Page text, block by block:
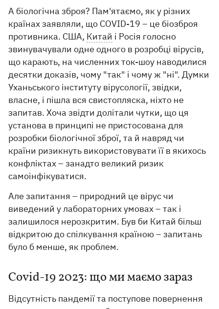
А біологічна зброя? Пам'ятаємо, як у різних
країнах заявляли, що COVID-19 – це біозброя
противника. США, Китай і Росія голосно
звинувачували одне одного в розробці вірусів,
що карають, на численних ток-шоу наводилися
десятки доказів, чому "так" і чому ж "ні". Думки
Уханьського інституту вірусології, звідки,
власне, і пішла вся свистопляска, ніхто не
запитав. Хоча звідти долітали чутки, що ця
установа в принципі не пристосована для
розробки біологічної зброї, та й навряд чи
країни ризикнуть використовувати її в якихось
конфліктах – занадто великий ризик
самоінфікуватися.
Але запитання – природний це вірус чи
виведений у лабораторних умовах – так і
залишилося нерозкритим. Був би Китай більш
відкритою до спілкування країною – запитань
було б менше, як проблем.
Covid-19 2023: що ми маємо зараз
Відсутність пандемії та поступове повернення